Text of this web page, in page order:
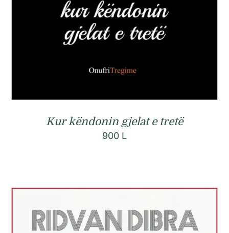
Kur këndonin gjelat e tretë
900 L